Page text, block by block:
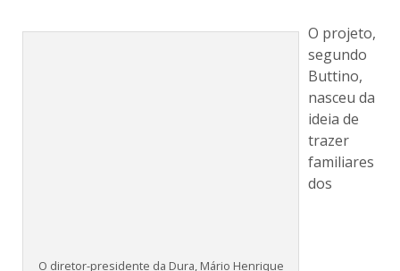
O projeto,
segundo
Buttino,
nasceu da
ideia de
trazer
familiares
dos funcionários à empresa para conhecerem as